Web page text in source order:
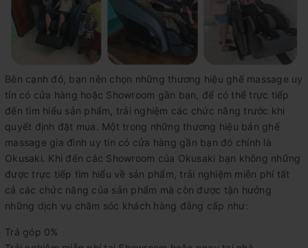
Bên cạnh đó, bạn nên chọn những thương hiệu ghế massage uy
tín có cửa hàng hoặc Showroom gần bạn, để có thể trực tiếp
đến tìm hiểu sản phẩm, trải nghiệm các chức năng trước khi
quyết định đặt mua. Một trong những thương hiệu bán ghế
massage gia đình uy tín có cửa hàng gần bạn đó chính là
Okusaki. Khi đến các Showroom của Okusaki bạn không những
được trực tiếp tìm hiểu về sản phẩm, trải nghiệm miễn phí tất
cả các chức năng của sản phẩm mà còn được tận hưởng
những dịch vụ chăm sóc khách hàng đẳng cấp như:
Trả góp 0%